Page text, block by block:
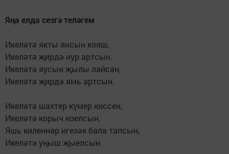
Яңа елда сезгә теләгем
Икеләтә якты янсын кояш,
Икеләтә җирдә нур артсын.
Икеләтә яусын җылы ләйсән,
Икеләтә җирдә ямь артсын.
Икеләтә шахтер күмер киссен,
Икеләтә корыч коелсын.
Яшь киленнәр игезәк бала тапсын,
Икеләтә уңыш җыелсын.